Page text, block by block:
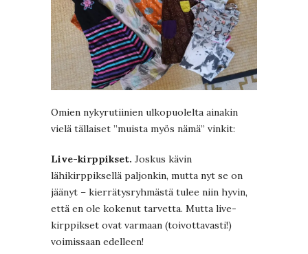
Omien nykyrutiinien ulkopuolelta ainakin
vielä tällaiset ”muista myös nämä” vinkit:
Live-kirppikset. Joskus kävin
lähikirppiksellä paljonkin, mutta nyt se on
jäänyt – kierrätysryhmästä tulee niin hyvin,
että en ole kokenut tarvetta. Mutta live-
kirppikset ovat varmaan (toivottavasti!)
voimissaan edelleen!